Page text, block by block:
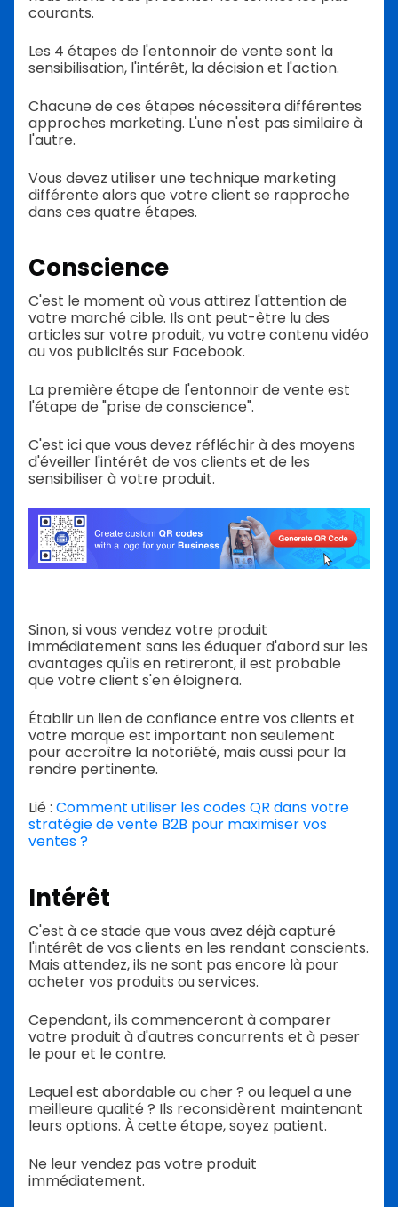
courants.
Les 4 étapes de l'entonnoir de vente sont la
sensibilisation, l'intérêt, la décision et l'action.
Chacune de ces étapes nécessitera différentes
approches marketing. L'une n'est pas similaire à
l'autre.
Vous devez utiliser une technique marketing
différente alors que votre client se rapproche
dans ces quatre étapes.
Conscience
C'est le moment où vous attirez l'attention de
votre marché cible. Ils ont peut-être lu des
articles sur votre produit, vu votre contenu vidéo
ou vos publicités sur Facebook.
La première étape de l'entonnoir de vente est
l'étape de "prise de conscience".
C'est ici que vous devez réfléchir à des moyens
d'éveiller l'intérêt de vos clients et de les
sensibiliser à votre produit.
Sinon, si vous vendez votre produit
immédiatement sans les éduquer d'abord sur les
avantages qu'ils en retireront, il est probable
que votre client s'en éloignera.
Établir un lien de confiance entre vos clients et
votre marque est important non seulement
pour accroître la notoriété, mais aussi pour la
rendre pertinente.
Lié : Comment utiliser les codes QR dans votre
stratégie de vente B2B pour maximiser vos
ventes ?
Intérêt
C'est à ce stade que vous avez déjà capturé
l'intérêt de vos clients en les rendant conscients.
Mais attendez, ils ne sont pas encore là pour
acheter vos produits ou services.
Cependant, ils commenceront à comparer
votre produit à d'autres concurrents et à peser
le pour et le contre.
Lequel est abordable ou cher ? ou lequel a une
meilleure qualité ? Ils reconsidèrent maintenant
leurs options. À cette étape, soyez patient.
Ne leur vendez pas votre produit
immédiatement.